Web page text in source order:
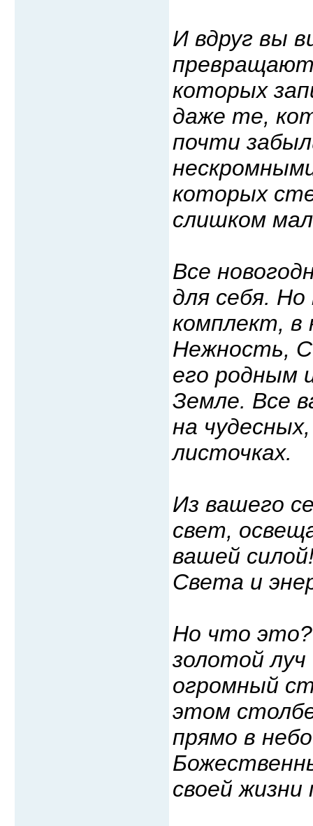
И вдруг вы
которых
даже те,
почти
которых
слишком
Все
для себя.
комплект, в
Нежность,
его родным
Земле. Все
на
листочках.
Из вашего
свет,
вашей
Света и
Но что
золотой
огромный
этом
прямо в
своей